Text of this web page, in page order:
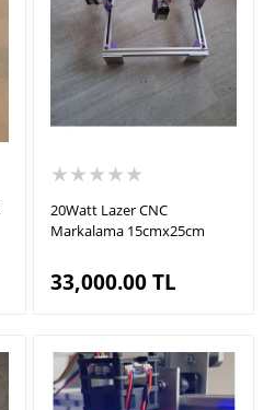
★★★★★
20Watt Lazer CNC
Markalama 15cmx25cm
33,000.00TL